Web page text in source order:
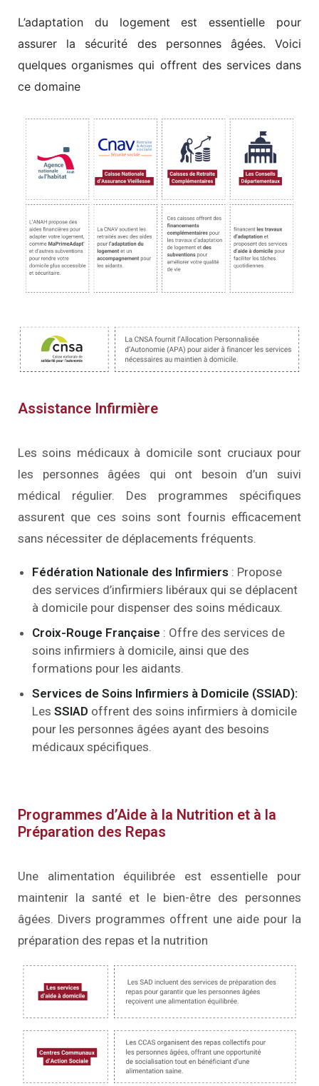
L’adaptation du logement est essentielle pour
assurer la sécurité des personnes âgées. Voici
quelques organismes qui offrent des services dans
ce domaine
Assistance Infirmière
Les soins médicaux à domicile sont cruciaux pour
les personnes âgées qui ont besoin d’un suivi
médical régulier. Des programmes spécifiques
assurent que ces soins sont fournis efficacement
sans nécessiter de déplacements fréquents.
Fédération Nationale des Infirmiers : Propose
des services d’infirmiers libéraux qui se déplacent
à domicile pour dispenser des soins médicaux.
Croix-Rouge Française : Offre des services de
soins infirmiers à domicile, ainsi que des
formations pour les aidants.
Services de Soins Infirmiers à Domicile (SSIAD):
Les SSIAD offrent des soins infirmiers à domicile
pour les personnes âgées ayant des besoins
médicaux spécifiques.
Programmes d’Aide à la Nutrition et à la
Préparation des Repas
Une alimentation équilibrée est essentielle pour
maintenir la santé et le bien-être des personnes
âgées. Divers programmes offrent une aide pour la
préparation des repas et la nutrition